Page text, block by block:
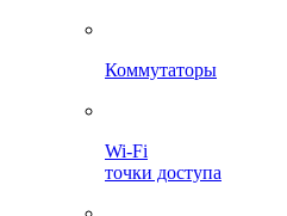
Коммутаторы
Wi-Fi
точки доступа